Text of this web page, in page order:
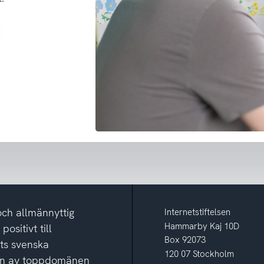
allmännyttig
positivt till
svenska
av toppdomänen
Internetstiftelsen
Hammarby Kaj 10D
Box 92073
120 07 Stockholm